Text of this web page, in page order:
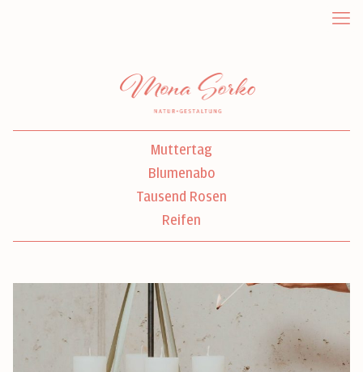
Muttertag
Blumenabo
Tausend Rosen
Reifen